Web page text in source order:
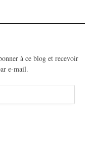
à ce blog et recevoir
e-mail.